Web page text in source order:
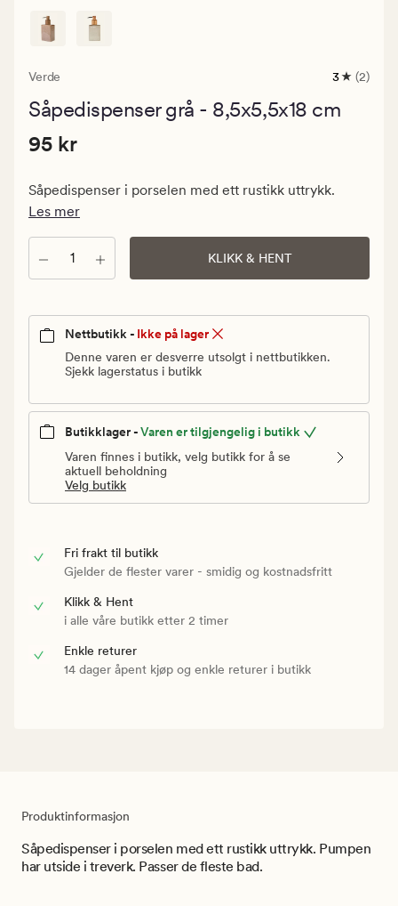
Verde
2
med
3 (2)
Såpedispenser grå - 8,5x5,5x18 cm
Pris
kr.
Vanlig
pris
95
kr
Pris 95 kr
95 kr
Såpedispenser i porselen med ett rustikk uttrykk.
Les mer
Antall KLIKK & HENT
Nettbutikk - Ikke på lager
Denne varen er desverre utsolgt i nettbutikken.
Sjekk lagerstatus i butikk
Butikklager -Varen er tilgjengelig i butikk
Varen finnes i butikk, velg butikk for å se
aktuell beholdning
Velg butikk
Fri frakt til butikk
Gjelder de flester varer - smidig og kostnadsfritt
Klikk & Hent
i alle våre butikk etter 2 timer
Enkle returer
14 dager åpent kjøp og enkle returer i butikk
Produktinformasjon
Såpedispenser i porselen med ett rustikk uttrykk. Pumpen
har utside i treverk. Passer de fleste bad.